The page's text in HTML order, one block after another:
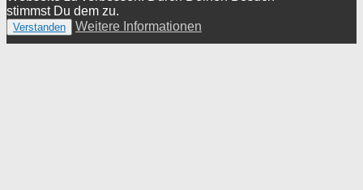
stimmst Du dem zu.
Verstanden Weitere Informationen